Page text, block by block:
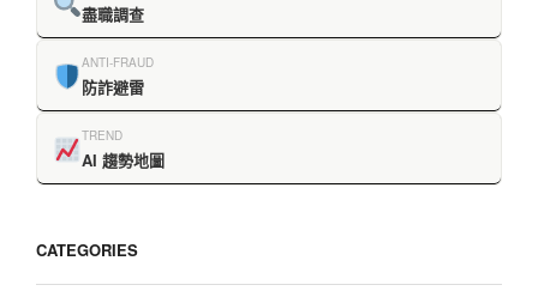
盡職調查
ANTI-FRAUD
防詐避雷
TREND
AI 趨勢地圖
CATEGORIES